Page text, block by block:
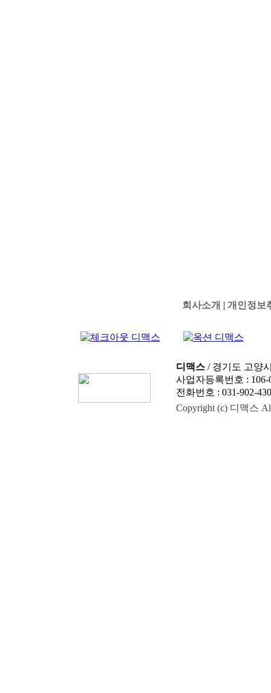
회사소개 | 개인정보
디맥스/ 경기도 고양
사업자등록번호 :
전화번호 : 031-902-
Copyright (c) 디맥스